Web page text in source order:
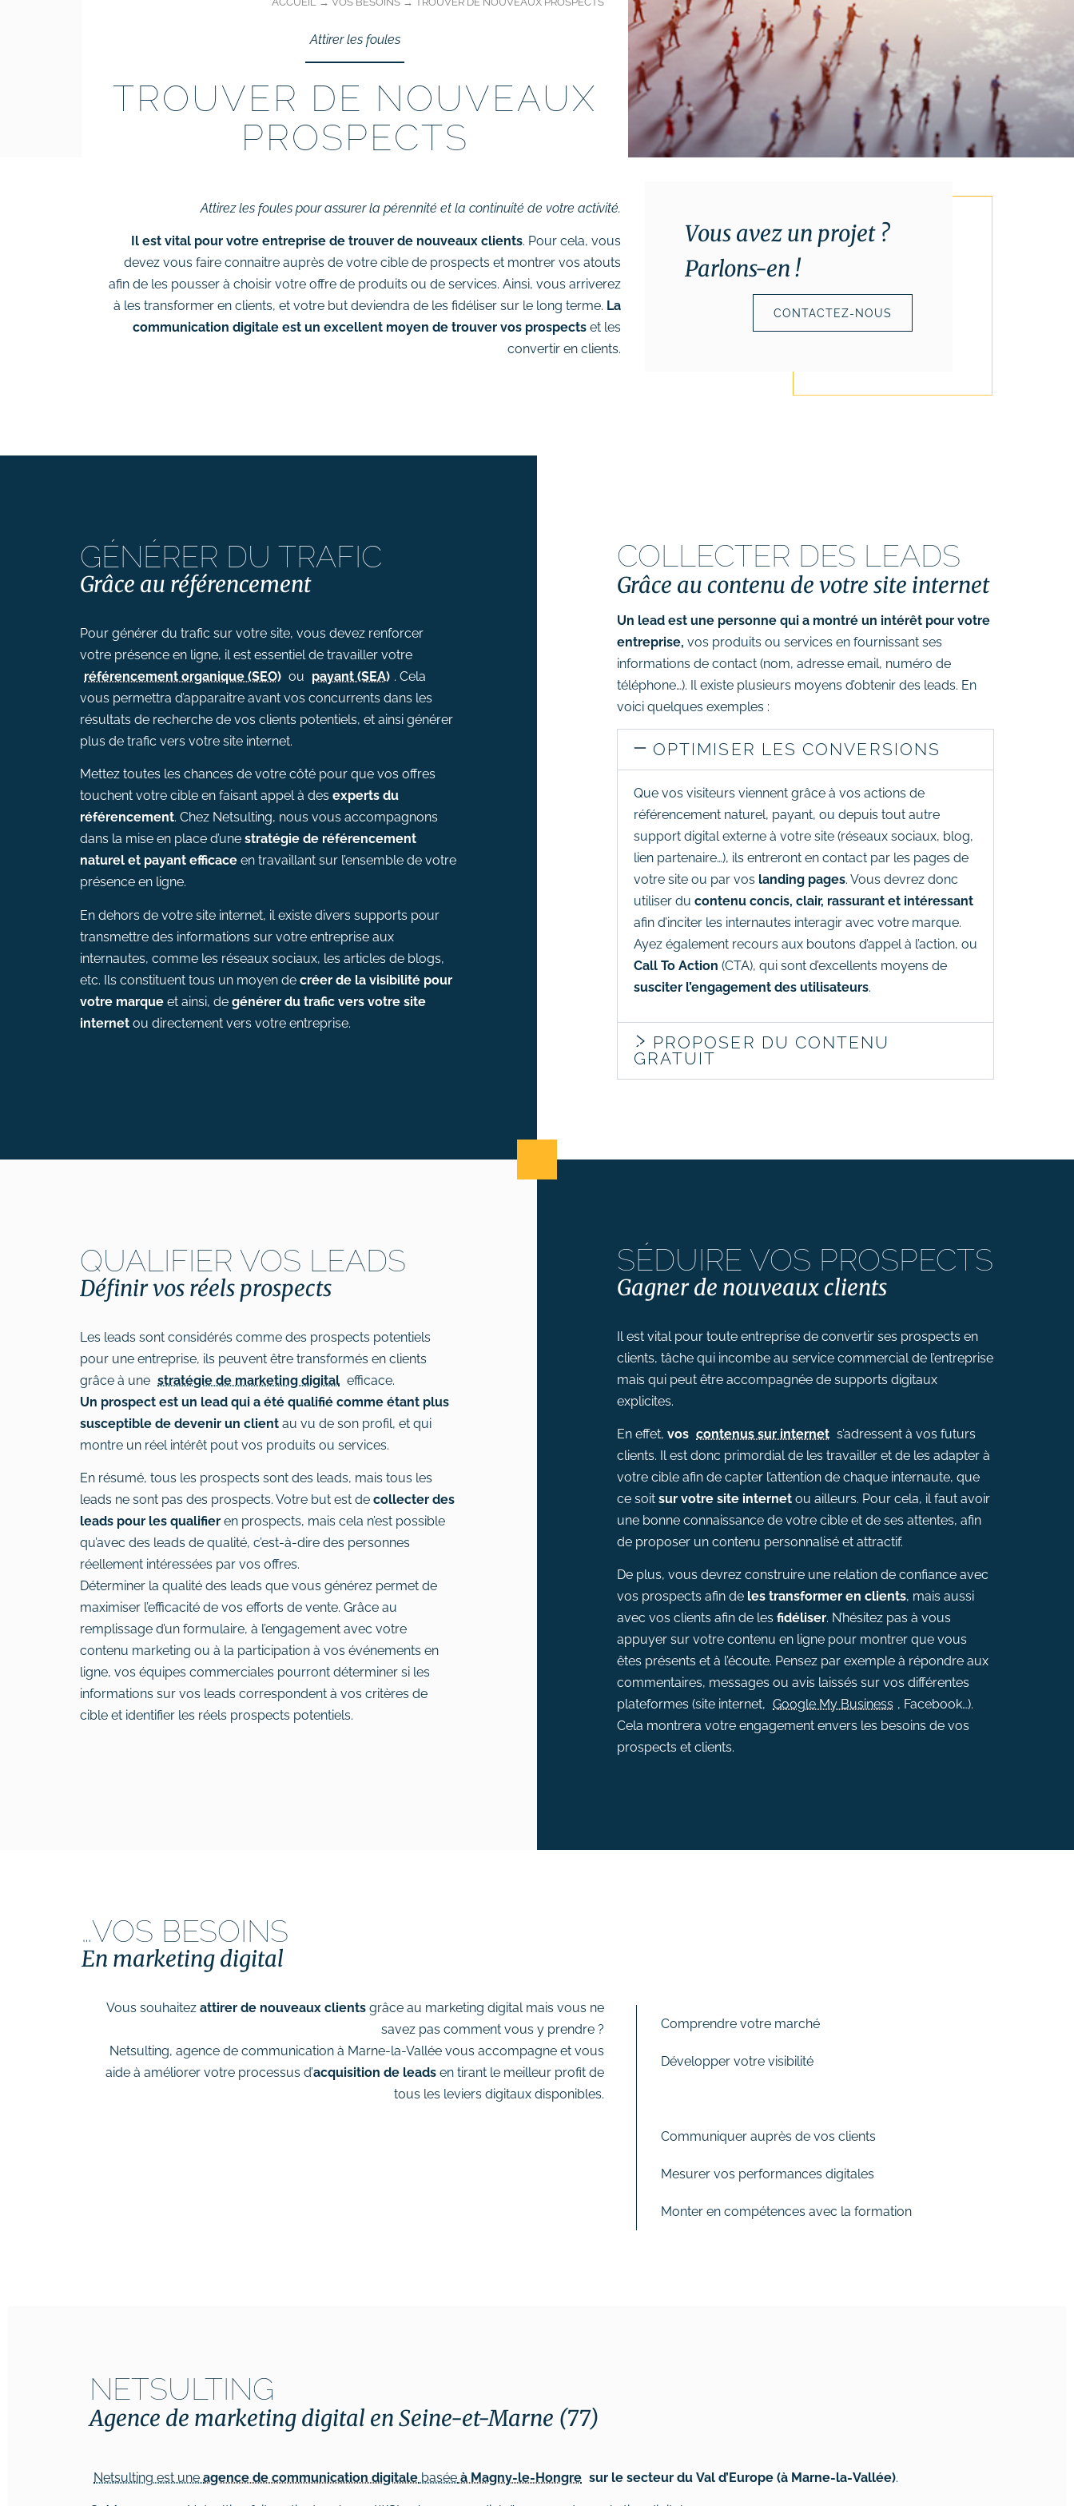
# Référencement naturel (SEO)
# Référencement payant (SEA)
# Community management
# Graphisme print
# Identité visuelle
# Webdesign
# Formation SMA (publicités
réseaux sociaux)
# Formation newsletter &
# Formation gestion de sites
internet
# Formations logiciels
bureautique
# Formation Photoshop
# Formation Intelligence
Artificielle
Attirer les foules
TROUVER DE NOUVEAUX
PROSPECTS
Attirez les foules pour assurer la pérennité et la continuité de votre activité.
Il est vital pour votre entreprise de trouver de nouveaux clients. Pour cela, vous
devez vous faire connaitre auprès de votre cible de prospects et montrer vos atouts
afin de les pousser à choisir votre offre de produits ou de services. Ainsi, vous arriverez
à les transformer en clients, et votre but deviendra de les fidéliser sur le long terme. La
communication digitale est un excellent moyen de trouver vos prospects et les
convertir en clients.
Vous avez un projet ?
Parlons-en !
CONTACTEZ-NOUS
GÉNÉRER DU TRAFIC
Grâce au référencement
Pour générer du trafic sur votre site, vous devez renforcer
votre présence en ligne, il est essentiel de travailler votre
référencement organique (SEO) ou payant (SEA) . Cela
vous permettra d’apparaitre avant vos concurrents dans les
résultats de recherche de vos clients potentiels, et ainsi générer
plus de trafic vers votre site internet.
Mettez toutes les chances de votre côté pour que vos offres
touchent votre cible en faisant appel à des experts du
référencement. Chez Netsulting, nous vous accompagnons
dans la mise en place d’une stratégie de référencement
naturel et payant efficace en travaillant sur l’ensemble de votre
présence en ligne.
En dehors de votre site internet, il existe divers supports pour
transmettre des informations sur votre entreprise aux
internautes, comme les réseaux sociaux, les articles de blogs,
etc. Ils constituent tous un moyen de créer de la visibilité pour
votre marque et ainsi, de générer du trafic vers votre site
internet ou directement vers votre entreprise.
COLLECTER DES LEADS
Grâce au contenu de votre site internet
Un lead est une personne qui a montré un intérêt pour votre
entreprise, vos produits ou services en fournissant ses
informations de contact (nom, adresse email, numéro de
téléphone…). Il existe plusieurs moyens d’obtenir des leads. En
voici quelques exemples :
OPTIMISER LES CONVERSIONS
Que vos visiteurs viennent grâce à vos actions de
référencement naturel, payant, ou depuis tout autre
support digital externe à votre site (réseaux sociaux, blog,
lien partenaire…), ils entreront en contact par les pages de
votre site ou par vos landing pages. Vous devrez donc
utiliser du contenu concis, clair, rassurant et intéressant
afin d’inciter les internautes interagir avec votre marque.
Ayez également recours aux boutons d’appel à l’action, ou
Call To Action (CTA), qui sont d’excellents moyens de
susciter l’engagement des utilisateurs.
PROPOSER DU CONTENU
GRATUIT
QUALIFIER VOS LEADS
Définir vos réels prospects
Les leads sont considérés comme des prospects potentiels
pour une entreprise, ils peuvent être transformés en clients
grâce à une stratégie de marketing digital efficace.
Un prospect est un lead qui a été qualifié comme étant plus
susceptible de devenir un client au vu de son profil, et qui
montre un réel intérêt pout vos produits ou services.
En résumé, tous les prospects sont des leads, mais tous les
leads ne sont pas des prospects. Votre but est de collecter des
leads pour les qualifier en prospects, mais cela n’est possible
qu’avec des leads de qualité, c’est-à-dire des personnes
réellement intéressées par vos offres.
Déterminer la qualité des leads que vous générez permet de
maximiser l’efficacité de vos efforts de vente. Grâce au
remplissage d’un formulaire, à l’engagement avec votre
contenu marketing ou à la participation à vos événements en
ligne, vos équipes commerciales pourront déterminer si les
informations sur vos leads correspondent à vos critères de
cible et identifier les réels prospects potentiels.
SÉDUIRE VOS PROSPECTS
Gagner de nouveaux clients
Il est vital pour toute entreprise de convertir ses prospects en
clients, tâche qui incombe au service commercial de l’entreprise
mais qui peut être accompagnée de supports digitaux
explicites.
En effet, vos contenus sur internet s’adressent à vos futurs
clients. Il est donc primordial de les travailler et de les adapter à
votre cible afin de capter l’attention de chaque internaute, que
ce soit sur votre site internet ou ailleurs. Pour cela, il faut avoir
une bonne connaissance de votre cible et de ses attentes, afin
de proposer un contenu personnalisé et attractif.
De plus, vous devrez construire une relation de confiance avec
vos prospects afin de les transformer en clients, mais aussi
avec vos clients afin de les fidéliser. N’hésitez pas à vous
appuyer sur votre contenu en ligne pour montrer que vous
êtes présents et à l’écoute. Pensez par exemple à répondre aux
commentaires, messages ou avis laissés sur vos différentes
plateformes (site internet, Google My Business , Facebook…).
Cela montrera votre engagement envers les besoins de vos
prospects et clients.
…VOS BESOINS
En marketing digital
Vous souhaitez attirer de nouveaux clients grâce au marketing digital mais vous ne
savez pas comment vous y prendre ?
Netsulting, agence de communication à Marne-la-Vallée vous accompagne et vous
aide à améliorer votre processus d’acquisition de leads en tirant le meilleur profit de
tous les leviers digitaux disponibles.
Comprendre votre marché
Développer votre visibilité
Communiquer auprès de vos clients
Mesurer vos performances digitales
Monter en compétences avec la formation
NETSULTING
Agence de marketing digital en Seine-et-Marne (77)
Netsulting est une agence de communication digitale basée à Magny-le-Hongre sur le secteur du Val d’Europe (à Marne-la-Vallée).